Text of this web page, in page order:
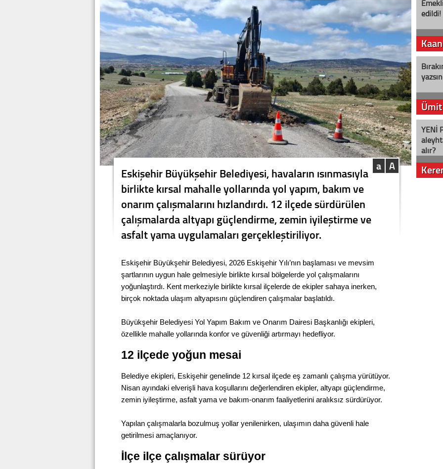
A
a
Eskişehir Büyükşehir Belediyesi, havaların ısınmasıyla
birlikte kırsal mahalle yollarında yol yapım, bakım ve
onarım çalışmalarını hızlandırdı. 12 ilçede sürdürülen
çalışmalarda altyapı güçlendirme, zemin iyileştirme ve
asfalt yama uygulamaları gerçekleştiriliyor.
Eskişehir Büyükşehir Belediyesi, 2026 Eskişehir Yılı’nın başlaması ve mevsim
şartlarının uygun hale gelmesiyle birlikte kırsal bölgelerde yol çalışmalarını
yoğunlaştırdı. Kent merkeziyle birlikte kırsal ilçelerde de ekipler sahaya inerken,
birçok noktada ulaşım altyapısını güçlendiren çalışmalar başlatıldı.
Büyükşehir Belediyesi Yol Yapım Bakım ve Onarım Dairesi Başkanlığı ekipleri,
özellikle mahalle yollarında konfor ve güvenliği artırmayı hedefliyor.
12 ilçede yoğun mesai
Belediye ekipleri, Eskişehir genelinde 12 kırsal ilçede eş zamanlı çalışma yürütüyor.
Nisan ayındaki elverişli hava koşullarını değerlendiren ekipler, altyapı güçlendirme,
zemin iyileştirme, asfalt yama ve bakım-onarım faaliyetlerini aralıksız sürdürüyor.
Yapılan çalışmalarla bozulmuş yollar yenilenirken, ulaşımın daha güvenli hale
getirilmesi amaçlanıyor.
İlçe ilçe çalışmalar sürüyor
edildi!
yazsın
YENİ
alır?